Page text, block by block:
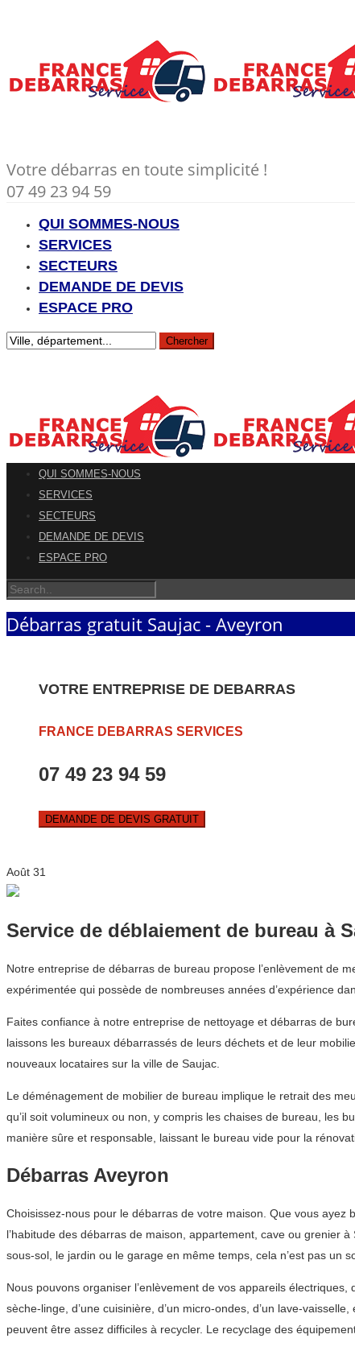
Votre débarras en toute simplicité !
07 49 23 94 59
QUI SOMMES-NOUS
SERVICES
SECTEURS
DEMANDE DE DEVIS
ESPACE PRO
QUI SOMMES-NOUS
SERVICES
SECTEURS
DEMANDE DE DEVIS
ESPACE PRO
Débarras gratuit Saujac - Aveyron
VOTRE ENTREPRISE DE DEBARRAS
FRANCE DEBARRAS SERVICES
07 49 23 94 59
DEMANDE DE DEVIS GRATUIT
Août 31
Service de déblaiement de bureau à
Notre entreprise de débarras de bureau propose l’enlèvement de
expérimentée qui possède de nombreuses années d’expérience
Faites confiance à notre entreprise de nettoyage et débarras de
laissons les bureaux débarrassés de leurs déchets et de leur
nouveaux locataires sur la ville de Saujac.
Le déménagement de mobilier de bureau implique le retrait des
qu’il soit volumineux ou non, y compris les chaises de bureau, les
manière sûre et responsable, laissant le bureau vide pour la
Débarras Aveyron
Choisissez-nous pour le débarras de votre maison. Que vous ayez
l’habitude des débarras de maison, appartement, cave ou grenier
sous-sol, le jardin ou le garage en même temps, cela n’est pas un
Nous pouvons organiser l’enlèvement de vos appareils
sèche-linge, d’une cuisinière, d’un micro-ondes, d’un lave-
peuvent être assez difficiles à recycler. Le recyclage des